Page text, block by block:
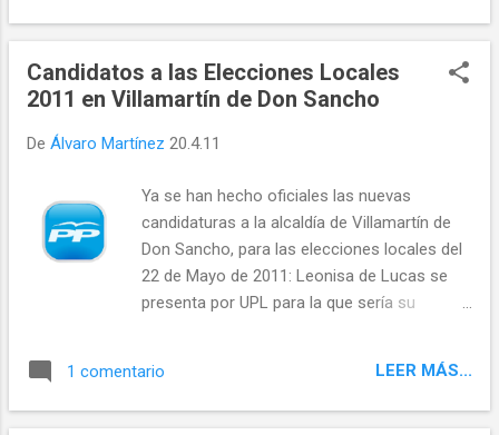
Gala por formar parte en esta Historia que
las gracias al abuelo de Dani, ya que si no
nos hubiera orientado de la manera que nos
Candidatos a las Elecciones Locales
2011 en Villamartín de Don Sancho
De Álvaro Martínez 20.4.11
Ya se han hecho oficiales las nuevas
candidaturas a la alcaldía de Villamartín de
Don Sancho, para las elecciones locales del
22 de Mayo de 2011: Leonisa de Lucas se
presenta por UPL para la que sería su
serán las alternativas para hacerse con el
bastón de mando de la localidad por parte
1 comentario LEER MÁS...